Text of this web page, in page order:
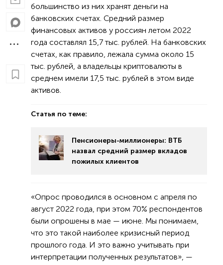
большинство из них хранят деньги на
банковских счетах. Средний размер
финансовых активов у россиян летом 2022
года составлял 15,7 тыс. рублей. На банковских
счетах, как правило, лежала сумма около 15
тыс. рублей, а владельцы криптовалюты в
среднем имели 17,5 тыс. рублей в этом виде
активов.
Статья по теме:
Пенсионеры-миллионеры: ВТБ
назвал средний размер вкладов
пожилых клиентов
«Опрос проводился в основном с апреля по
август 2022 года, при этом 70% респондентов
были опрошены в мае — июне. Мы понимаем,
что это такой наиболее кризисный период
прошлого года. И это важно учитывать при
интерпретации полученных результатов», —